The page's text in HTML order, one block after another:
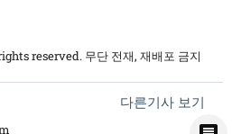
reserved. 무단 전재, 재배포 금지
다른기사 보기